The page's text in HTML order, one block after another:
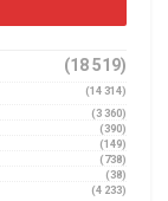
(18 519)
(14 314)
(3 360)
(390)
(149)
(738)
(38)
(4 233)